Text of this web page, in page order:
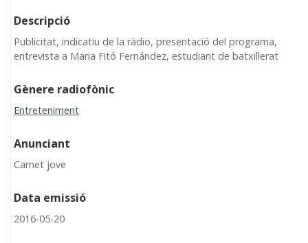
Descripció
Publicitat, indicatiu de la ràdio, presentació del programa,
entrevista a Maria Fitó Fernández, estudiant de batxillerat
Gènere radiofònic
Entreteniment
Anunciant
Carnet jove
Data emissió
2016-05-20